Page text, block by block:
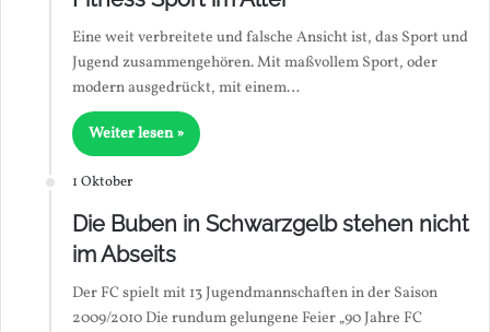
Eine weit verbreitete und falsche Ansicht ist, das Sport und
Jugend zusammengehören. Mit maßvollem Sport, oder
modern ausgedrückt, mit einem…
Weiter lesen »
1 Oktober
Die Buben in Schwarzgelb stehen nicht
im Abseits
Der FC spielt mit 13 Jugendmannschaften in der Saison
2009/2010 Die rundum gelungene Feier „90 Jahre FC